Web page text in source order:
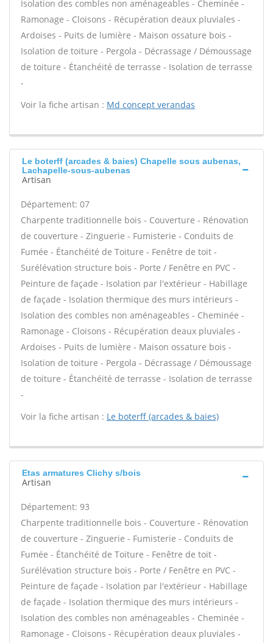
Isolation des combles non aménageables - Cheminée -
Ramonage - Cloisons - Récupération deaux pluviales -
Ardoises - Puits de lumière - Maison ossature bois -
Isolation de toiture - Pergola - Décrassage / Démoussage
de toiture - Étanchéité de terrasse - Isolation de terrasse
-
Voir la fiche artisan : Md concept verandas
Le boterff (arcades & baies) Chapelle sous aubenas,
Lachapelle-sous-aubenas
Artisan
Département: 07
Charpente traditionnelle bois - Couverture - Rénovation
de couverture - Zinguerie - Fumisterie - Conduits de
Fumée - Étanchéité de Toiture - Fenêtre de toit -
Surélévation structure bois - Porte / Fenêtre en PVC -
Peinture de façade - Isolation par l'extérieur - Habillage
de façade - Isolation thermique des murs intérieurs -
Isolation des combles non aménageables - Cheminée -
Ramonage - Cloisons - Récupération deaux pluviales -
Ardoises - Puits de lumière - Maison ossature bois -
Isolation de toiture - Pergola - Décrassage / Démoussage
de toiture - Étanchéité de terrasse - Isolation de terrasse
-
Voir la fiche artisan : Le boterff (arcades & baies)
Etas armatures Clichy s/bois
Artisan
Département: 93
Charpente traditionnelle bois - Couverture - Rénovation
de couverture - Zinguerie - Fumisterie - Conduits de
Fumée - Étanchéité de Toiture - Fenêtre de toit -
Surélévation structure bois - Porte / Fenêtre en PVC -
Peinture de façade - Isolation par l'extérieur - Habillage
de façade - Isolation thermique des murs intérieurs -
Isolation des combles non aménageables - Cheminée -
Ramonage - Cloisons - Récupération deaux pluviales -